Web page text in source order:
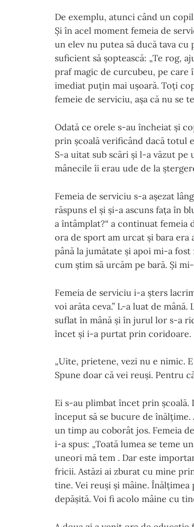
De exemplu, atunci când un
Și în acel moment femeia de
un elev nu putea să ducă tava
suficient să șoptească: „Te rog,
praf magic de curcubeu, pe care
imediat puțin mai ușoară. Toți
femeie de serviciu, așa că nu se
Odată ce orele s-au încheiat și
prin școală verificând dacă totul
S-a uitat sub scări și l-a văzut
mânecile îi erau ude de la
Femeia de serviciu s-a așezat
răspuns el și și-a ascuns fața în
a întâmplat?“ a continuat femeia
ora de sport am urcat și bara
până la jumătate și apoi mi-a
cum știm să urcăm pe bară. Și
Femeia de serviciu i-a șters
voi arăta ceva.” L-a luat de
suflat în mână și în jurul lor s-a
încet și i-a purtat prin coridoare.
„Uite, prietene, vezi nu e nimic.
Spune doar că vei reuși. Pentru
Ei s-au plimbat încet prin
început să se bucure de
un timp au coborât jos. Femeia
i-a spus: „Toată lumea se teme
uneori mă tem . Dar este
fricii. Astăzi ai zburat cu mine
tine. Vei reuși și mâine.
depășită. Voi fi acolo mâine cu